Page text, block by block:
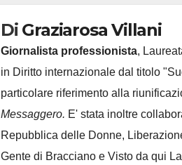
Di Graziarosa Villani
Giornalista professionista,
in Diritto internazionale dal titolo
particolare riferimento alla
Messaggero. E' stata inoltre
Repubblica delle Donne,
Gente di Bracciano e Visto da qui